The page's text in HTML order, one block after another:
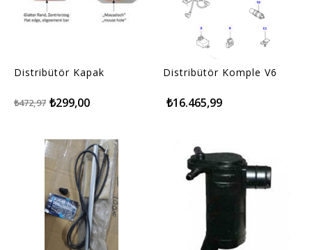
Distribütör Kapak
₺299,00
₺472,97
Distribütör Komple V6
₺16.465,99